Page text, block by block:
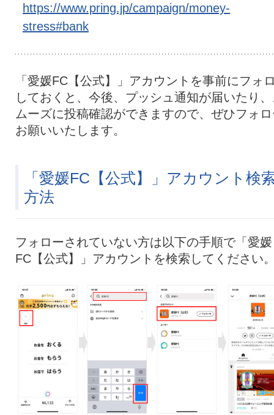
https://www.pring.jp/campaign/money-
stress#bank
「愛媛FC【公式】」アカウントを事前にフォ
しておくと、今後、プッシュ通知が届いたり
ムーズに投稿確認ができますので、ぜひフォ
お願いいたします。
「愛媛FC【公式】」アカウント検
方法
フォローされていない方は以下の手順で「愛媛
FC【公式】」アカウントを検索してください